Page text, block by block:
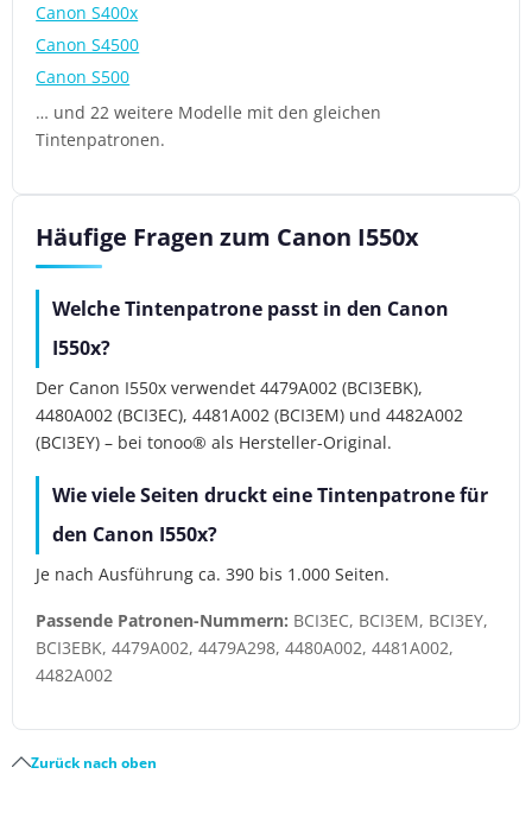
Canon S400x
Canon S4500
Canon S500
… und 22 weitere Modelle mit den gleichen
Tintenpatronen.
Häufige Fragen zum Canon I550x
Welche Tintenpatrone passt in den Canon
I550x?
Der Canon I550x verwendet 4479A002 (BCI3EBK),
4480A002 (BCI3EC), 4481A002 (BCI3EM) und 4482A002
(BCI3EY) – bei tonoo® als Hersteller-Original.
Wie viele Seiten druckt eine Tintenpatrone für
den Canon I550x?
Je nach Ausführung ca. 390 bis 1.000 Seiten.
Passende Patronen-Nummern: BCI3EC, BCI3EM, BCI3EY,
BCI3EBK, 4479A002, 4479A298, 4480A002, 4481A002,
4482A002
Zurück nach oben